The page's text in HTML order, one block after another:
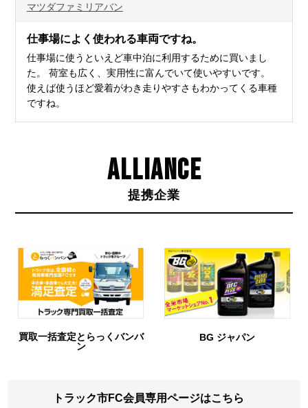
マツダファミリアバン
仕事場によく使われる車両ですね。
仕事場に使うといえど車中泊に利用するために買いまし
た。 荷室も広く、実用性に富んでいて使いやすいです。
使えば使うほど愛着がわき走りやすさもわかってくる車種
ですね。
ALLIANCE
提携企業
BG ジャパン URIHO
トラック市FC会員専用ページはこちら